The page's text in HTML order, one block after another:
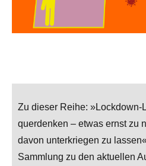
Zu dieser Reihe: »Lockdown-
querdenken – etwas ernst zu
davon unterkriegen zu
Sammlung zu den aktuellen